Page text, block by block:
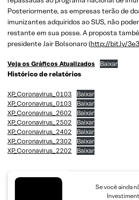
Posteriormente, as empresas terão de
imunizantes adquiridos ao SUS, não
restante em sua posse. A proposta
presidente Jair Bolsonaro (http://bit.ly/
Veja os Gráficos Atualizados Baixar
Histórico de relatórios
XP_Coronavirus_0103
Baixar
XP_Coronavirus_0103
Baixar
XP_Coronavirus_2602
Baixar
XP_Coronavirus_2502
Baixar
XP_Coronavirus_2402
Baixar
XP_Coronavirus_2302
Baixar
XP_Coronavirus_2202
Baixar
Se você ainda